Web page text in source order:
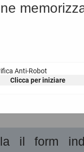
Anti-Robot
Clicca per iniziare
il form